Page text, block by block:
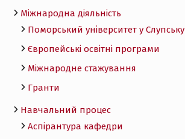
Міжнародна діяльність
Поморський університет у Слупську
Європейські освітні програми
Міжнародне стажування
Гранти
Навчальний процес
Аспірантура кафедри